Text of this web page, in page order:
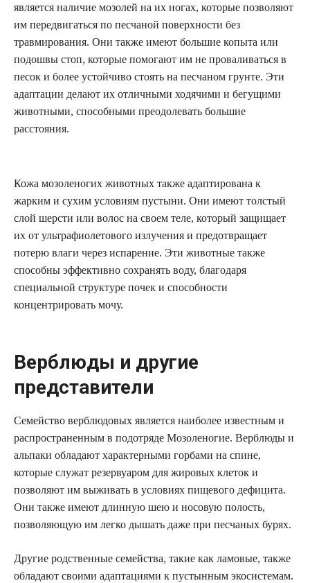
является наличие мозолей на их ногах, которые позволяют
им передвигаться по песчаной поверхности без
травмирования. Они также имеют большие копыта или
подошвы стоп, которые помогают им не проваливаться в
песок и более устойчиво стоять на песчаном грунте. Эти
адаптации делают их отличными ходячими и бегущими
животными, способными преодолевать большие
расстояния.
Кожа мозоленогих животных также адаптирована к
жарким и сухим условиям пустыни. Они имеют толстый
слой шерсти или волос на своем теле, который защищает
их от ультрафиолетового излучения и предотвращает
потерю влаги через испарение. Эти животные также
способны эффективно сохранять воду, благодаря
специальной структуре почек и способности
концентрировать мочу.
Верблюды и другие
представители
Семейство верблюдовых является наиболее известным и
распространенным в подотряде Мозоленогие. Верблюды и
альпаки обладают характерными горбами на спине,
которые служат резервуаром для жировых клеток и
позволяют им выживать в условиях пищевого дефицита.
Они также имеют длинную шею и носовую полость,
позволяющую им легко дышать даже при песчаных бурях.
Другие родственные семейства, такие как ламовые, также
обладают своими адаптациями к пустынным экосистемам.